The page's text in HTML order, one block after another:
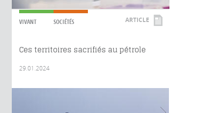
VIVANT SOCIÉTÉS ARTICLE
Ces territoires sacrifiés au pétrole
29.01.2024